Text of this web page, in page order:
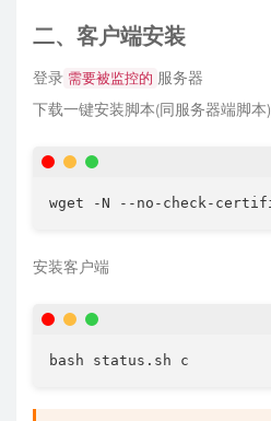
二、客户端安装
登录 需要被监控的 服务器
下载一键安装脚本(同服务器端脚本)
安装客户端